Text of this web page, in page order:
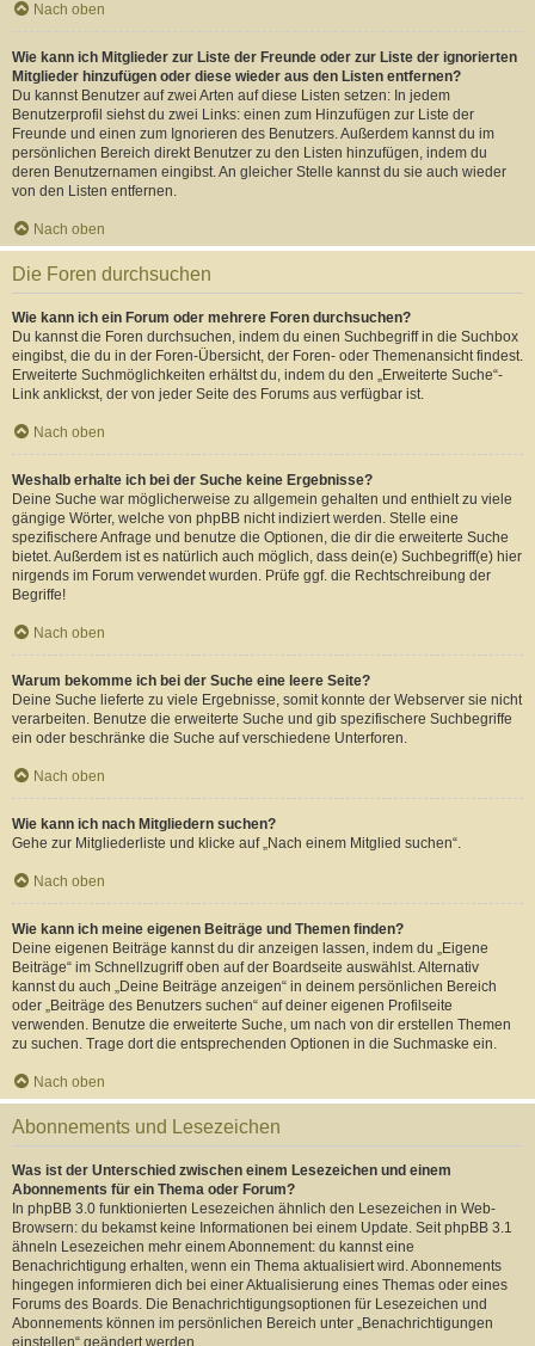
Nach oben
Wie kann ich Mitglieder zur Liste der Freunde oder zur Liste der ignorierten
Mitglieder hinzufügen oder diese wieder aus den Listen entfernen?
Du kannst Benutzer auf zwei Arten auf diese Listen setzen: In jedem
Benutzerprofil siehst du zwei Links: einen zum Hinzufügen zur Liste der
Freunde und einen zum Ignorieren des Benutzers. Außerdem kannst du im
persönlichen Bereich direkt Benutzer zu den Listen hinzufügen, indem du
deren Benutzernamen eingibst. An gleicher Stelle kannst du sie auch wieder
von den Listen entfernen.
Nach oben
Die Foren durchsuchen
Wie kann ich ein Forum oder mehrere Foren durchsuchen?
Du kannst die Foren durchsuchen, indem du einen Suchbegriff in die Suchbox
eingibst, die du in der Foren-Übersicht, der Foren- oder Themenansicht findest.
Erweiterte Suchmöglichkeiten erhältst du, indem du den „Erweiterte Suche“-
Link anklickst, der von jeder Seite des Forums aus verfügbar ist.
Nach oben
Weshalb erhalte ich bei der Suche keine Ergebnisse?
Deine Suche war möglicherweise zu allgemein gehalten und enthielt zu viele
gängige Wörter, welche von phpBB nicht indiziert werden. Stelle eine
spezifischere Anfrage und benutze die Optionen, die dir die erweiterte Suche
bietet. Außerdem ist es natürlich auch möglich, dass dein(e) Suchbegriff(e) hier
nirgends im Forum verwendet wurden. Prüfe ggf. die Rechtschreibung der
Begriffe!
Nach oben
Warum bekomme ich bei der Suche eine leere Seite?
Deine Suche lieferte zu viele Ergebnisse, somit konnte der Webserver sie nicht
verarbeiten. Benutze die erweiterte Suche und gib spezifischere Suchbegriffe
ein oder beschränke die Suche auf verschiedene Unterforen.
Nach oben
Wie kann ich nach Mitgliedern suchen?
Gehe zur Mitgliederliste und klicke auf „Nach einem Mitglied suchen“.
Nach oben
Wie kann ich meine eigenen Beiträge und Themen finden?
Deine eigenen Beiträge kannst du dir anzeigen lassen, indem du „Eigene
Beiträge“ im Schnellzugriff oben auf der Boardseite auswählst. Alternativ
kannst du auch „Deine Beiträge anzeigen“ in deinem persönlichen Bereich
oder „Beiträge des Benutzers suchen“ auf deiner eigenen Profilseite
verwenden. Benutze die erweiterte Suche, um nach von dir erstellen Themen
zu suchen. Trage dort die entsprechenden Optionen in die Suchmaske ein.
Nach oben
Abonnements und Lesezeichen
Was ist der Unterschied zwischen einem Lesezeichen und einem
Abonnements für ein Thema oder Forum?
In phpBB 3.0 funktionierten Lesezeichen ähnlich den Lesezeichen in Web-
Browsern: du bekamst keine Informationen bei einem Update. Seit phpBB 3.1
ähneln Lesezeichen mehr einem Abonnement: du kannst eine
Benachrichtigung erhalten, wenn ein Thema aktualisiert wird. Abonnements
hingegen informieren dich bei einer Aktualisierung eines Themas oder eines
Forums des Boards. Die Benachrichtigungsoptionen für Lesezeichen und
Abonnements können im persönlichen Bereich unter „Benachrichtigungen
einstellen“ geändert werden.